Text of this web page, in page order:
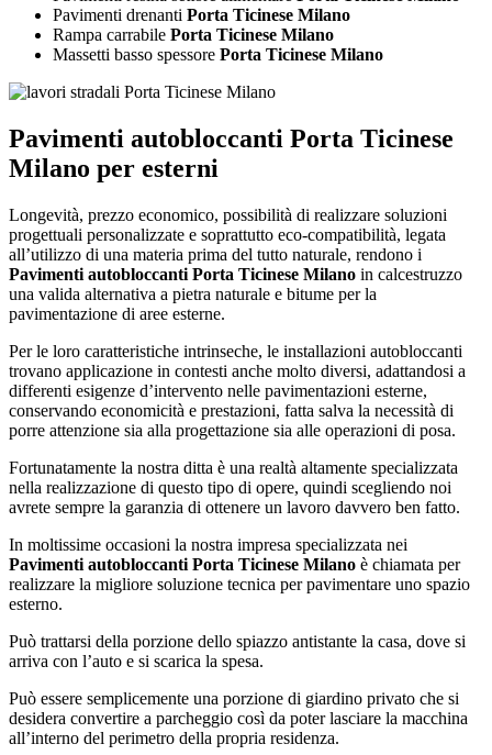
Pavimenti drenanti Porta Ticinese Milano
Rampa carrabile Porta Ticinese Milano
Massetti basso spessore Porta Ticinese Milano
Pavimenti autobloccanti Porta Ticinese
Milano per esterni
Longevità, prezzo economico, possibilità di realizzare soluzioni
progettuali personalizzate e soprattutto eco-compatibilità, legata
all’utilizzo di una materia prima del tutto naturale, rendono i
Pavimenti autobloccanti Porta Ticinese Milano in calcestruzzo
una valida alternativa a pietra naturale e bitume per la
pavimentazione di aree esterne.
Per le loro caratteristiche intrinseche, le installazioni autobloccanti
trovano applicazione in contesti anche molto diversi, adattandosi a
differenti esigenze d’intervento nelle pavimentazioni esterne,
conservando economicità e prestazioni, fatta salva la necessità di
porre attenzione sia alla progettazione sia alle operazioni di posa.
Fortunatamente la nostra ditta è una realtà altamente specializzata
nella realizzazione di questo tipo di opere, quindi scegliendo noi
avrete sempre la garanzia di ottenere un lavoro davvero ben fatto.
In moltissime occasioni la nostra impresa specializzata nei
Pavimenti autobloccanti Porta Ticinese Milano è chiamata per
realizzare la migliore soluzione tecnica per pavimentare uno spazio
esterno.
Può trattarsi della porzione dello spiazzo antistante la casa, dove si
arriva con l’auto e si scarica la spesa.
Può essere semplicemente una porzione di giardino privato che si
desidera convertire a parcheggio così da poter lasciare la macchina
all’interno del perimetro della propria residenza.